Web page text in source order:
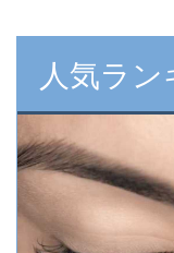
人気ラ